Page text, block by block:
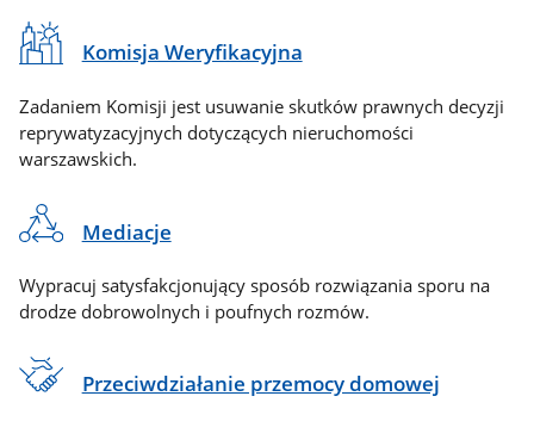
Komisja Weryfikacyjna
Zadaniem Komisji jest usuwanie skutków prawnych decyzji
reprywatyzacyjnych dotyczących nieruchomości
warszawskich.
Mediacje
Wypracuj satysfakcjonujący sposób rozwiązania sporu na
drodze dobrowolnych i poufnych rozmów.
Przeciwdziałanie przemocy domowej